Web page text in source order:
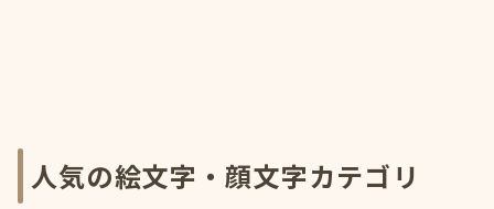
人気の絵文字・顔文字カテゴリ